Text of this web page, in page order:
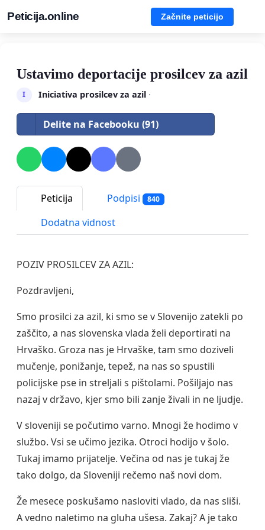
Peticija.online Začnite peticijo
Ustavimo deportacije prosilcev za azil
I Iniciativa prosilcev za azil·
Delite na Facebooku (91)
Peticija Podpisi 840
Dodatna vidnost
POZIV PROSILCEV ZA AZIL:
Pozdravljeni,
Smo prosilci za azil, ki smo se v Slovenijo zatekli po
zaščito, a nas slovenska vlada želi deportirati na
Hrvaško. Groza nas je Hrvaške, tam smo doziveli
mučenje, ponižanje, tepež, na nas so spustili
policijske pse in streljali s pištolami. Pošiljajo nas
nazaj v državo, kjer smo bili zanje živali in ne ljudje.
V sloveniji se počutimo varno. Mnogi že hodimo v
službo. Vsi se učimo jezika. Otroci hodijo v šolo.
Tukaj imamo prijatelje. Večina od nas je tukaj že
tako dolgo, da Sloveniji rečemo naš novi dom.
Že mesece poskušamo nasloviti vlado, da nas sliši.
A vedno naletimo na gluha ušesa. Zakaj? A je tako